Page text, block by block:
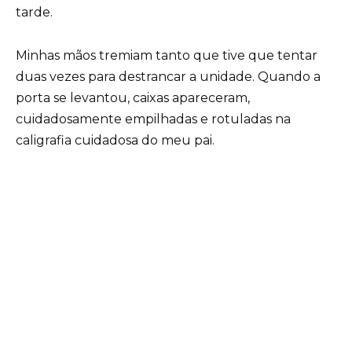
tarde.
Minhas mãos tremiam tanto que tive que tentar
duas vezes para destrancar a unidade. Quando a
porta se levantou, caixas apareceram,
cuidadosamente empilhadas e rotuladas na
caligrafia cuidadosa do meu pai.